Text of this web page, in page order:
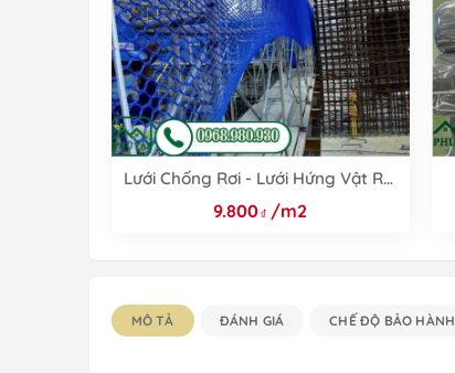
Lưới Chống Rơi - Lưới Hứng Vật Rơi
Công Trình Mới Nhất #1
9.800 /m2
MÔ TẢ ĐÁNH GIÁ CHẾ ĐỘ BẢO HÀNH